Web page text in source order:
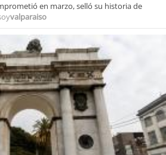
en marzo, selló su historia de
valparaiso